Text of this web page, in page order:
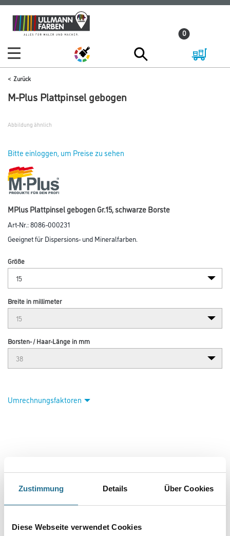
Zustimmung Details Über Cookies
Diese Webseite verwendet Cookies
Zum
Inhalt
Zum
Navigationsmenü
0
Zurück
M-Plus Plattpinsel gebogen
Abbildung ähnlich
Bitte einloggen, um Preise zu sehen
MPlus Plattpinsel gebogen Gr.15, schwarze Borste
Art-Nr.:8086-000231
Geeignet für Dispersions- und Mineralfarben.
Größe
Breite in millimeter
Borsten- / Haar-Länge in mm
Umrechnungsfaktoren